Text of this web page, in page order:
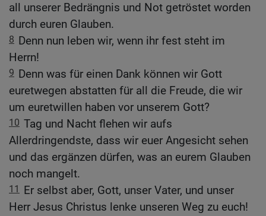
all unserer Bedrängnis und Not getröstet worden
durch euren Glauben.
8 Denn nun leben wir, wenn ihr fest steht im
Herrn!
9 Denn was für einen Dank können wir Gott
euretwegen abstatten für all die Freude, die wir
um euretwillen haben vor unserem Gott?
10 Tag und Nacht flehen wir aufs
Allerdringendste, dass wir euer Angesicht sehen
und das ergänzen dürfen, was an eurem Glauben
noch mangelt.
11
Er selbst aber, Gott, unser Vater, und unser
Herr Jesus Christus lenke unseren Weg zu euch!